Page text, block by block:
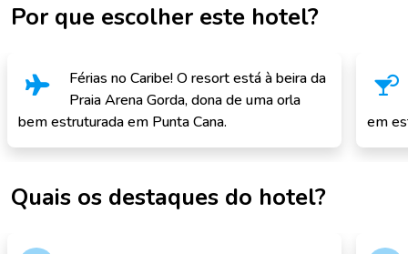
Por que escolher este hotel?
Férias no Caribe! O resort está à beira da
Praia Arena Gorda, dona de uma orla
bem estruturada em Punta Cana.
em
Quais os destaques do hotel?